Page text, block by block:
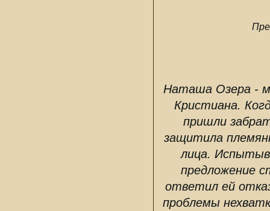
Наташа Озера -
Кристиана.
пришли
защитила
лица.
предложение
ответил ей
проблемы